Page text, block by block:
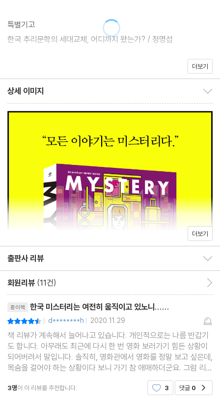
특별기고
한국 추리문학의 세대교체, 어디까지 왔는가? / 정명섭
[신인상]
G선상의 아리아 / 홍선주
심사평
충실한 구성에 탄탄한 문장, 다양한 소재까지
당선소감
추리소설을 향한 짝사랑, 그리고 동지애 / 황정은
중편소설
내일의 별빛 / 공민철
단편소설
특별 할인 / 장우석
어떤 자살 / 한새마
더보기
상세 이미지
더보기
출판사 리뷰
회원리뷰 (11건)
종이책 한국 미스터리는 여전히 움직이고 있노니......
| d********h | 2020.11.29
책 리뷰가 계속해서 늘어나고 있습니다. 개인적으로는 나름 반갑기
도 합니다. 아무래도 최근에 다시 한 번 영화 보러가기 힘든 상황이
되어버려서 말입니다. 솔직히, 영화관에서 영화를 정말 보고 싶은데,
목숨을 걸어야 하는 상황이다 보니 가기 참 애매하더군요. 그럼 리뷰
시작합니다. 미스터리 소설의 역사는 생각보다 오래 되었습니다. 굉
장히 다양한 소설들이 나왔고, 이미 과거에
3명이 이 리뷰를 추천합니다. 3 댓글 0